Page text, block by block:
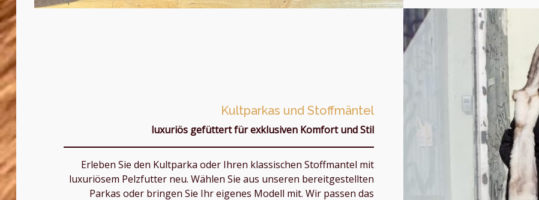
Kultparkas und Stoffmäntel
luxuriös gefüttert für exklusiven Komfort und Stil
Erleben Sie den Kultparka oder Ihren klassischen Stoffmantel mit
luxuriösem Pelzfutter neu. Wählen Sie aus unseren bereitgestellten
Parkas oder bringen Sie Ihr eigenes Modell mit. Wir passen das